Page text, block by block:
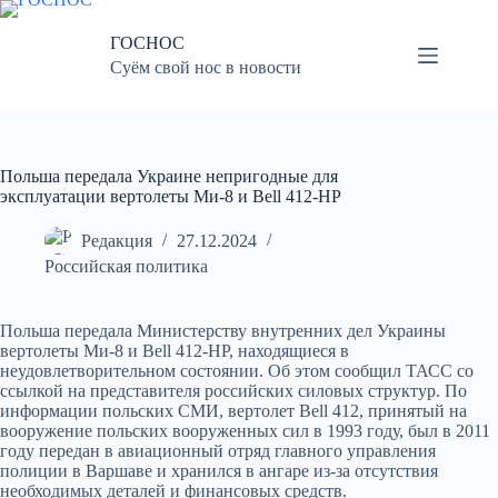
Перейти
ГОСНОС
Суём свой нос в новости
Польша передала Украине непригодные для
эксплуатации вертолеты Ми-8 и Bell 412-HP
Редакция
27.12.2024
Российская политика
Польша передала Министерству внутренних дел Украины
вертолеты Ми-8 и Bell 412-HP, находящиеся в
неудовлетворительном состоянии. Об этом сообщил ТАСС со
ссылкой на представителя российских силовых структур. По
информации польских СМИ, вертолет Bell 412, принятый на
вооружение польских вооруженных сил в 1993 году, был в 2011
году передан в авиационный отряд главного управления
полиции в Варшаве и хранился в ангаре из-за отсутствия
необходимых деталей и финансовых средств.